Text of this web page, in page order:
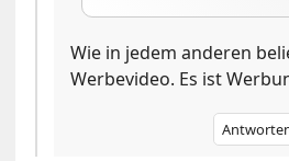
Wie in jedem anderen
Werbevideo. Es ist